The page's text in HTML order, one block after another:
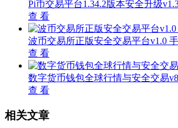
Pi币交易平台1.34.2版本安全升级
查 看
波币交易所正版安全交易平台v1.0
查 看
数字货币钱包全球行情与安全交易
查 看
相关文章